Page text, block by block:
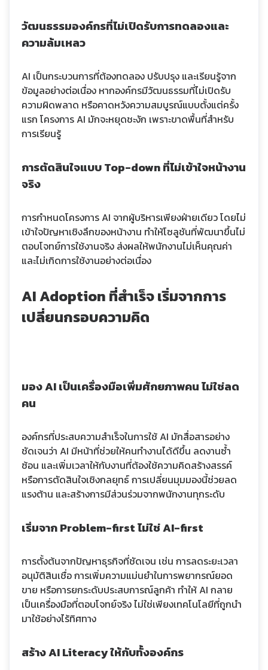
วัฒนธรรมองค์กรที่ไม่เปิดรับการทดลองและ
ความล้มเหลว
AI เป็นกระบวนการที่ต้องทดลอง ปรับปรุง และเรียนรู้จาก
ข้อมูลอย่างต่อเนื่อง หากองค์กรมีวัฒนธรรมที่ไม่เปิดรับ
ความผิดพลาด หรือคาดหวังความสมบูรณ์แบบตั้งแต่ครั้ง
แรก โครงการ AI มักจะหยุดชะงัก เพราะขาดพื้นที่สำหรับ
การเรียนรู้
การตัดสินใจแบบ Top-down ที่ไม่เข้าใจหน้างาน
จริง
การกำหนดโครงการ AI จากผู้บริหารเพียงฝ่ายเดียว โดยไม่
เข้าใจปัญหาเชิงลึกของหน้างาน ทำให้โซลูชันที่พัฒนาขึ้นไม่
ตอบโจทย์การใช้งานจริง ส่งผลให้พนักงานไม่เห็นคุณค่า
และไม่เกิดการใช้งานอย่างต่อเนื่อง
AI Adoption ที่สำเร็จ เริ่มจากการ
เปลี่ยนกรอบความคิด
มอง AI เป็นเครื่องมือเพิ่มศักยภาพคน ไม่ใช่ลด
คน
องค์กรที่ประสบความสำเร็จในการใช้ AI มักสื่อสารอย่าง
ชัดเจนว่า AI มีหน้าที่ช่วยให้คนทำงานได้ดีขึ้น ลดงานซ้ำ
ซ้อน และเพิ่มเวลาให้กับงานที่ต้องใช้ความคิดสร้างสรรค์
หรือการตัดสินใจเชิงกลยุทธ์ การเปลี่ยนมุมมองนี้ช่วยลด
แรงต้าน และสร้างการมีส่วนร่วมจากพนักงานทุกระดับ
เริ่มจาก Problem-first ไม่ใช่ AI-first
การตั้งต้นจากปัญหาธุรกิจที่ชัดเจน เช่น การลดระยะเวลา
อนุมัติสินเชื่อ การเพิ่มความแม่นยำในการพยากรณ์ยอด
ขาย หรือการยกระดับประสบการณ์ลูกค้า ทำให้ AI กลาย
เป็นเครื่องมือที่ตอบโจทย์จริง ไม่ใช่เพียงเทคโนโลยีที่ถูกนำ
มาใช้อย่างไร้ทิศทาง
สร้าง AI Literacy ให้กับทั้งองค์กร